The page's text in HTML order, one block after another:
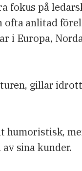
fokus på
ofta anlitad
i Europa,
gillar
humoristisk,
sina kunder.